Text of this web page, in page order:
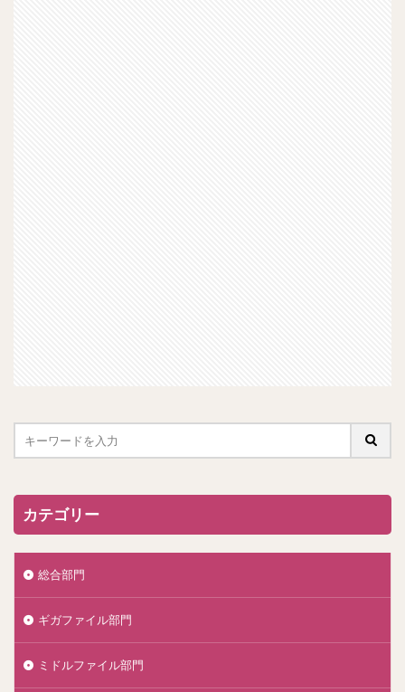
カテゴリー
総合部門
ギガファイル部門
ミドルファイル部門